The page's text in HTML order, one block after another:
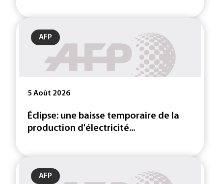
AFP
5 Août 2026
Éclipse: une baisse temporaire de la
production d'électricité...
AFP